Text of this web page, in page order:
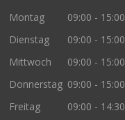
Montag
09:00 - 15:00
Dienstag
09:00 - 15:00
Mittwoch
09:00 - 15:00
Donnerstag 09:00 - 15:00
Freitag
09:00 - 14:30